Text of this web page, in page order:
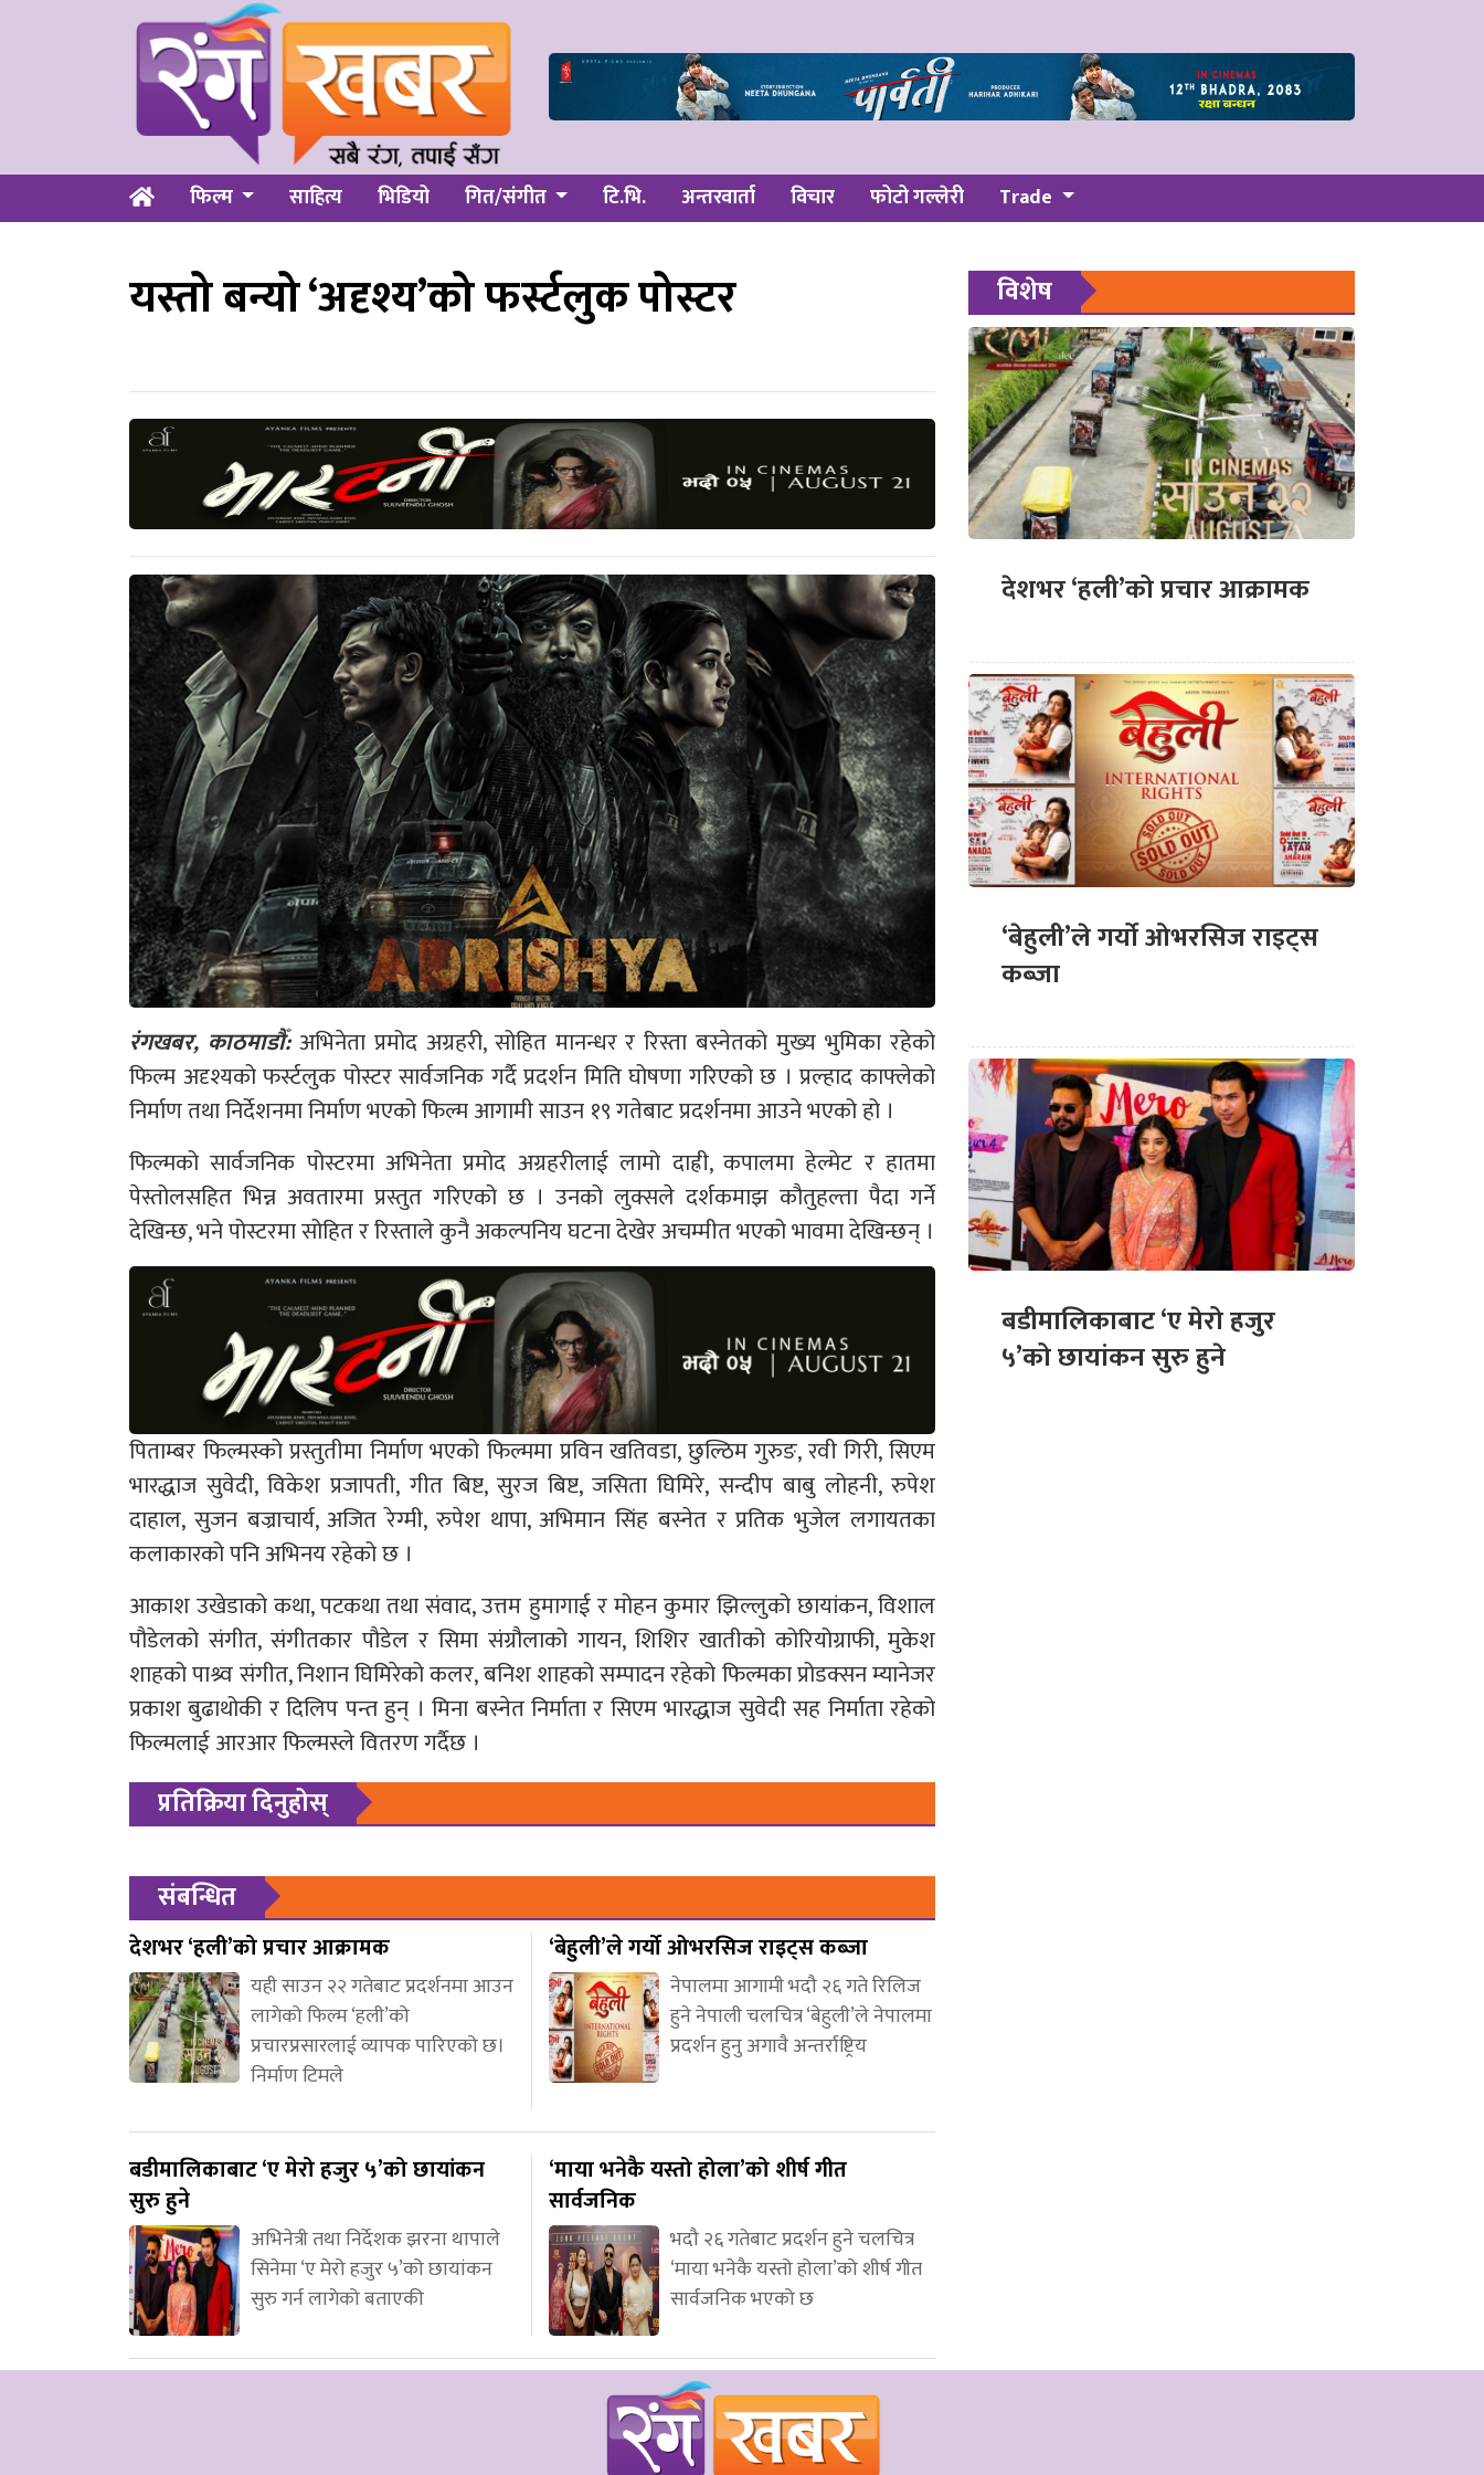
फिल्म साहित्य भिडियो गित/संगीत टि.भि. अन्तरवार्ता विचार फोटो गल्लेरी Trade
यस्तो बन्यो ‘अदृश्य’को फर्स्टलुक पोस्टर
रंगखबर, काठमाडौँ: अभिनेता प्रमोद अग्रहरी, सोहित मानन्धर र रिस्ता बस्नेतको मुख्य भुमिका रहेको
फिल्म अदृश्यको फर्स्टलुक पोस्टर सार्वजनिक गर्दै प्रदर्शन मिति घोषणा गरिएको छ । प्रल्हाद काफ्लेको
निर्माण तथा निर्देशनमा निर्माण भएको फिल्म आगामी साउन १९ गतेबाट प्रदर्शनमा आउने भएको हो ।
फिल्मको सार्वजनिक पोस्टरमा अभिनेता प्रमोद अग्रहरीलाई लामो दाह्री, कपालमा हेल्मेट र हातमा
पेस्तोलसहित भिन्न अवतारमा प्रस्तुत गरिएको छ । उनको लुक्सले दर्शकमाझ कौतुहल्ता पैदा गर्ने
देखिन्छ, भने पोस्टरमा सोहित र रिस्ताले कुनै अकल्पनिय घटना देखेर अचम्मीत भएको भावमा देखिन्छन् ।
पिताम्बर फिल्मस्को प्रस्तुतीमा निर्माण भएको फिल्ममा प्रविन खतिवडा, छुल्ठिम गुरुङ, रवी गिरी, सिएम
भारद्धाज सुवेदी, विकेश प्रजापती, गीत बिष्ट, सुरज बिष्ट, जसिता घिमिरे, सन्दीप बाबु लोहनी, रुपेश
दाहाल, सुजन बज्राचार्य, अजित रेग्मी, रुपेश थापा, अभिमान सिंह बस्नेत र प्रतिक भुजेल लगायतका
कलाकारको पनि अभिनय रहेको छ ।
आकाश उखेडाको कथा, पटकथा तथा संवाद, उत्तम हुमागाई र मोहन कुमार झिल्लुको छायांकन, विशाल
पौडेलको संगीत, संगीतकार पौडेल र सिमा संग्रौलाको गायन, शिशिर खातीको कोरियोग्राफी, मुकेश
शाहको पाश्र्व संगीत, निशान घिमिरेको कलर, बनिश शाहको सम्पादन रहेको फिल्मका प्रोडक्सन म्यानेजर
प्रकाश बुढाथोकी र दिलिप पन्त हुन् । मिना बस्नेत निर्माता र सिएम भारद्धाज सुवेदी सह निर्माता रहेको
फिल्मलाई आरआर फिल्मस्ले वितरण गर्दैछ ।
प्रतिक्रिया दिनुहोस्
संबन्धित
देशभर ‘हली’को प्रचार आक्रामक
यही साउन २२ गतेबाट प्रदर्शनमा आउन
लागेको फिल्म ‘हली’को
प्रचारप्रसारलाई व्यापक पारिएको छ।
निर्माण टिमले
‘बेहुली’ले गर्यो ओभरसिज राइट्स कब्जा
नेपालमा आगामी भदौ २६ गते रिलिज
हुने नेपाली चलचित्र ‘बेहुली’ले नेपालमा
प्रदर्शन हुनु अगावै अन्तर्राष्ट्रिय
बडीमालिकाबाट ‘ए मेरो हजुर ५’को छायांकन
सुरु हुने
अभिनेत्री तथा निर्देशक झरना थापाले
सिनेमा ‘ए मेरो हजुर ५’को छायांकन
सुरु गर्न लागेको बताएकी
‘माया भनेकै यस्तो होला’को शीर्ष गीत
सार्वजनिक
भदौ २६ गतेबाट प्रदर्शन हुने चलचित्र
‘माया भनेकै यस्तो होला’को शीर्ष गीत
सार्वजनिक भएको छ
विशेष
देशभर ‘हली’को प्रचार आक्रामक
‘बेहुली’ले गर्यो ओभरसिज राइट्स
कब्जा
बडीमालिकाबाट ‘ए मेरो हजुर
५’को छायांकन सुरु हुने